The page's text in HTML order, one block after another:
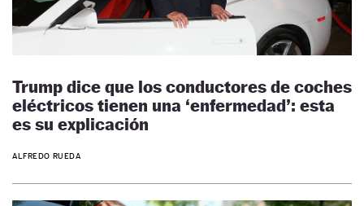
Trump dice que los conductores de coches
eléctricos tienen una ‘enfermedad’: esta
es su explicación
ALFREDO RUEDA